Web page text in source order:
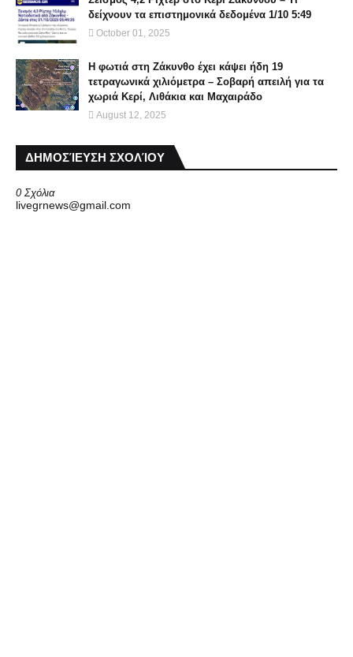
δείχνουν τα επιστημονικά δεδομένα 1/10 5:49
October 01, 2025
Η φωτιά στη Ζάκυνθο έχει κάψει ήδη 19
τετραγωνικά χιλιόμετρα – Σοβαρή απειλή για τα
χωριά Κερί, Λιθάκια και Μαχαιράδο
August 12, 2025
ΔΗΜΟΣΊΕΥΣΗ ΣΧΟΛΊΟΥ
0 Σχόλια
livegrnews@gmail.com